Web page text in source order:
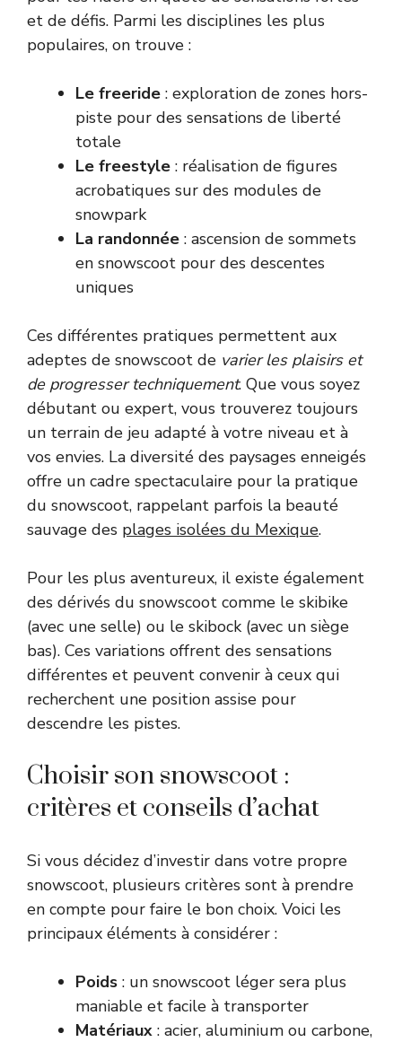
et de défis. Parmi les disciplines les plus
populaires, on trouve :
Le freeride : exploration de zones hors-
piste pour des sensations de liberté
totale
Le freestyle : réalisation de figures
acrobatiques sur des modules de
snowpark
La randonnée : ascension de sommets
en snowscoot pour des descentes
uniques
Ces différentes pratiques permettent aux
adeptes de snowscoot de varier les plaisirs et
de progresser techniquement. Que vous soyez
débutant ou expert, vous trouverez toujours
un terrain de jeu adapté à votre niveau et à
vos envies. La diversité des paysages enneigés
offre un cadre spectaculaire pour la pratique
du snowscoot, rappelant parfois la beauté
sauvage des plages isolées du Mexique.
Pour les plus aventureux, il existe également
des dérivés du snowscoot comme le skibike
(avec une selle) ou le skibock (avec un siège
bas). Ces variations offrent des sensations
différentes et peuvent convenir à ceux qui
recherchent une position assise pour
descendre les pistes.
Choisir son snowscoot :
critères et conseils d’achat
Si vous décidez d’investir dans votre propre
snowscoot, plusieurs critères sont à prendre
en compte pour faire le bon choix. Voici les
principaux éléments à considérer :
Poids : un snowscoot léger sera plus
maniable et facile à transporter
Matériaux : acier, aluminium ou carbone,